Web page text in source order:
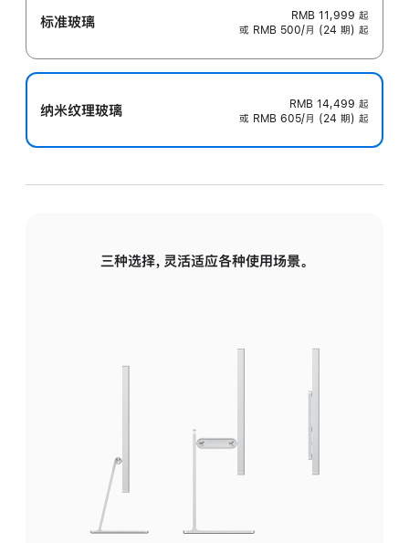
标准玻璃 RMB 11,999 起
或 RMB 500/月 (24 期) 起
纳米纹理玻璃 RMB 14,499 起
或 RMB 605/月 (24 期) 起
三种选择，灵活适应各种使用场景。